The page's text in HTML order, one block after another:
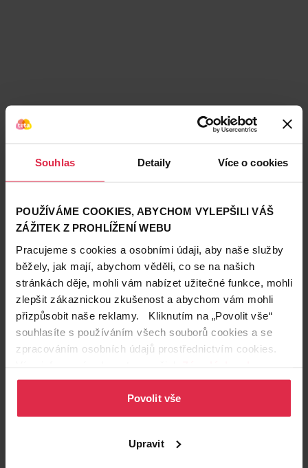
Souhlas Detaily Více o cookies
POUŽÍVÁME COOKIES, ABYCHOM VYLEPŠILI VÁŠ
ZÁŽITEK Z PROHLÍŽENÍ WEBU
Pracujeme s cookies a osobními údaji, aby naše služby
běžely, jak mají, abychom věděli, co se na našich
stránkách děje, mohli vám nabízet užitečné funkce, mohli
zlepšit zákaznickou zkušenost a abychom vám mohli
přizpůsobit naše reklamy. Kliknutím na „Povolit vše“
souhlasíte s používáním všech souborů cookies a se
zpracováním osobních údajů prostřednictvím cookies.
osobních údajů.
Povolit vše
Upravit
Podobné produkty